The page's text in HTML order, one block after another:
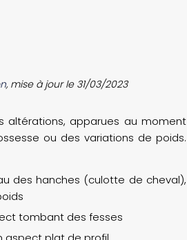
, mise à jour le 31/03/2023
altérations, apparues au moment
ou des variations de poids.
des hanches (culotte de cheval),
tombant des fesses